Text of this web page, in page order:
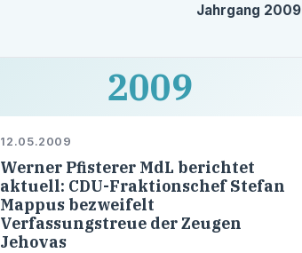
Jahrgang 2009
2009
12.05.2009
Werner Pfisterer MdL berichtet
aktuell: CDU-Fraktionschef Stefan
Mappus bezweifelt
Verfassungstreue der Zeugen
Jehovas